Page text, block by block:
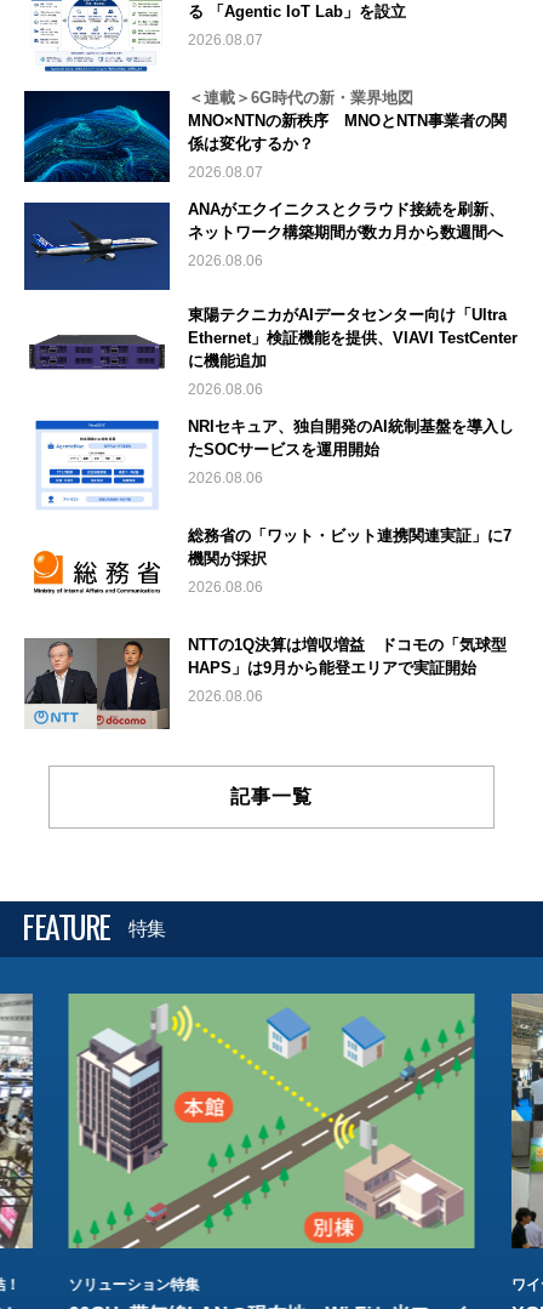
る 「Agentic IoT Lab」を設立
2026.08.07
＜連載＞6G時代の新・業界地図
MNO×NTNの新秩序 MNOとNTN事業者の関
係は変化するか？
2026.08.07
ANAがエクイニクスとクラウド接続を刷新、
ネットワーク構築期間が数カ月から数週間へ
2026.08.06
東陽テクニカがAIデータセンター向け「Ultra
Ethernet」検証機能を提供、VIAVI TestCenter
に機能追加
2026.08.06
NRIセキュア、独自開発のAI統制基盤を導入し
たSOCサービスを運用開始
2026.08.06
総務省の「ワット・ビット連携関連実証」に7
機関が採択
2026.08.06
NTTの1Q決算は増収増益 ドコモの「気球型
HAPS」は9月から能登エリアで実証開始
2026.08.06
記事一覧
FEATURE 特集
ソリューション特集 ワ